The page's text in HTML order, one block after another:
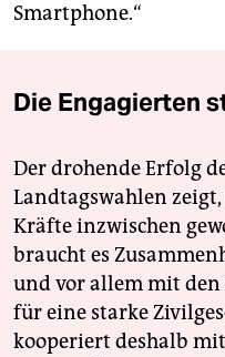
Smartphone.“
Die Engagierten
Der drohende Erfolg
Landtagswahlen
Kräfte inzwischen
braucht es
und vor allem mit den
für eine starke
kooperiert deshalb